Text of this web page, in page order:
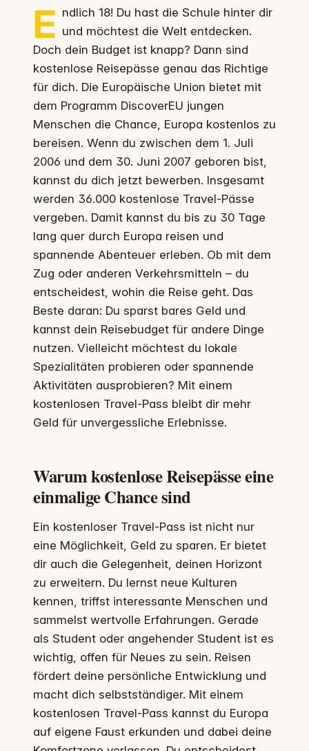
E ndlich 18! Du hast die Schule hinter dir
und möchtest die Welt entdecken.
Doch dein Budget ist knapp? Dann sind
kostenlose Reisepässe genau das Richtige
für dich. Die Europäische Union bietet mit
dem Programm DiscoverEU jungen
Menschen die Chance, Europa kostenlos zu
bereisen. Wenn du zwischen dem 1. Juli
2006 und dem 30. Juni 2007 geboren bist,
kannst du dich jetzt bewerben. Insgesamt
werden 36.000 kostenlose Travel-Pässe
vergeben. Damit kannst du bis zu 30 Tage
lang quer durch Europa reisen und
spannende Abenteuer erleben. Ob mit dem
Zug oder anderen Verkehrsmitteln – du
entscheidest, wohin die Reise geht. Das
Beste daran: Du sparst bares Geld und
kannst dein Reisebudget für andere Dinge
nutzen. Vielleicht möchtest du lokale
Spezialitäten probieren oder spannende
Aktivitäten ausprobieren? Mit einem
kostenlosen Travel-Pass bleibt dir mehr
Geld für unvergessliche Erlebnisse.
Warum kostenlose Reisepässe eine
einmalige Chance sind
Ein kostenloser Travel-Pass ist nicht nur
eine Möglichkeit, Geld zu sparen. Er bietet
dir auch die Gelegenheit, deinen Horizont
zu erweitern. Du lernst neue Kulturen
kennen, triffst interessante Menschen und
sammelst wertvolle Erfahrungen. Gerade
als Student oder angehender Student ist es
wichtig, offen für Neues zu sein. Reisen
fördert deine persönliche Entwicklung und
macht dich selbstständiger. Mit einem
kostenlosen Travel-Pass kannst du Europa
auf eigene Faust erkunden und dabei deine